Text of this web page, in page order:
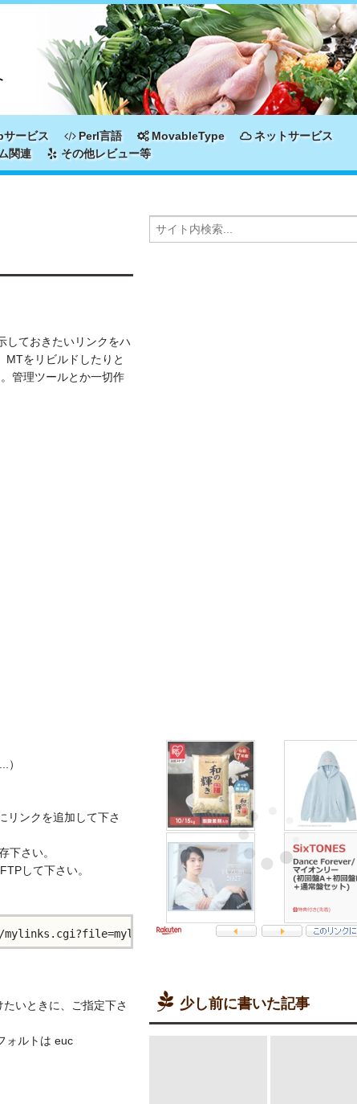
ービス Perl言語 MovableType
ネットサービス
関連 その他レビュー等
しておきたいリンクをハ
MTをリビルドしたりと
管理ツールとか一切作
）
リンクを追加して下さ
さい。
して下さい。
<script language="JavaScript" src="http://自分のサイト名/mylinks.cgi?file=mylink.dat&oe=euc"></script>
いときに、ご指定下さ
ォルトは euc
少し前に書いた記事